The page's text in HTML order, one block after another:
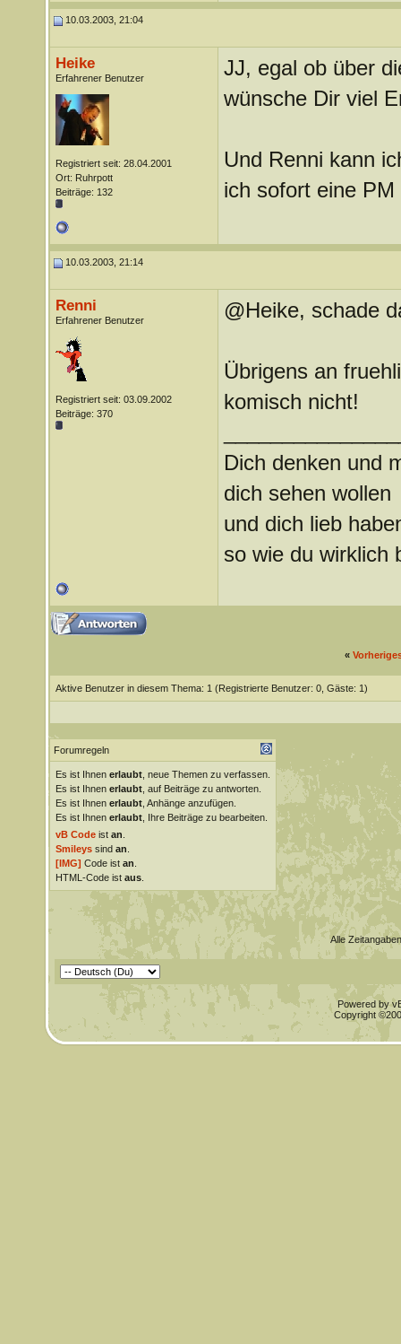
10.03.2003, 21:04
Heike
Erfahrener Benutzer
Registriert seit: 28.04.2001
Ort: Ruhrpott
Beiträge: 132
JJ, egal ob über
wünsche Dir viel
Und Renni kann
ich sofort eine
10.03.2003, 21:14
Renni
Erfahrener Benutzer
Registriert seit: 03.09.2002
Beiträge: 370
@Heike, schade
Übrigens an
komisch nicht!
Dich denken und
dich sehen wollen
und dich lieb
so wie du wirklich
«
Aktive Benutzer in diesem Thema: 1 (Registrierte Benutzer: 0, Gäste: 1)
Forumregeln
Es ist Ihnen erlaubt, neue Themen zu verfassen.
Es ist Ihnen erlaubt, auf Beiträge zu antworten.
Es ist Ihnen erlaubt, Anhänge anzufügen.
Es ist Ihnen erlaubt, Ihre Beiträge zu bearbeiten.
vB Codeist an
Smileyssind an
[IMG] Code ist an
HTML-Code ist aus.
Alle
Powered by
Copyright